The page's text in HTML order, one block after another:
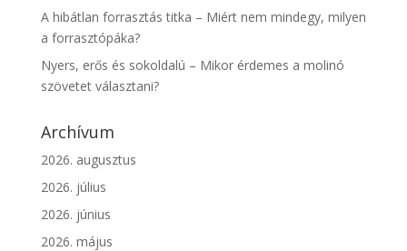
A hibátlan forrasztás titka – Miért nem mindegy, milyen
a forrasztópáka?
Nyers, erős és sokoldalú – Mikor érdemes a molinó
szövetet választani?
Archívum
2026. augusztus
2026. július
2026. június
2026. május